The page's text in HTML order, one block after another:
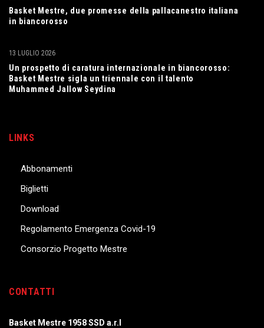
Basket Mestre, due promesse della pallacanestro italiana
in biancorosso
Un prospetto di caratura internazionale in biancorosso:
Basket Mestre sigla un triennale con il talento
Muhammed Jallow Seydina
13 LUGLIO 2026
LINKS
Abbonamenti
Biglietti
Download
Regolamento Emergenza Covid-19
Consorzio Progetto Mestre
CONTATTI
Basket Mestre 1958 SSD a.r.l